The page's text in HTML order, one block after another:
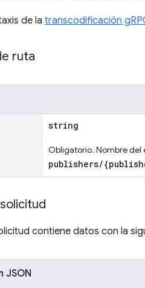
de la transcodificación
ruta
string
Obligatorio. Nombre
publishers/
contiene datos con la
JSON